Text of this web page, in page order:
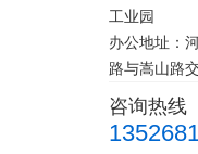
工业园
办公地址：
路与嵩山路
咨询热线